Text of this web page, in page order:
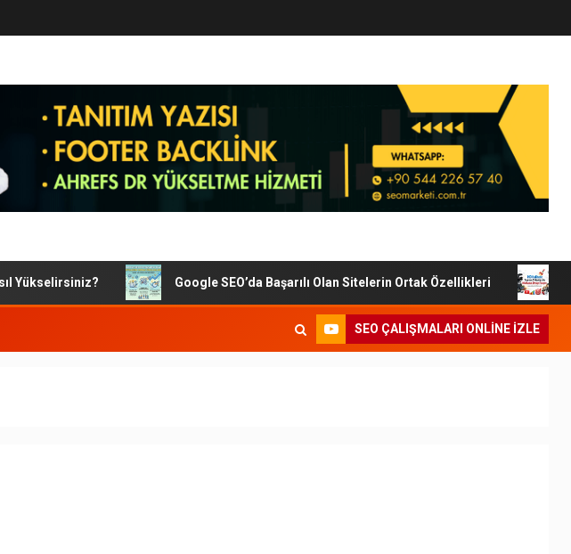
Google SEO’da Başarılı Olan Sitelerin Ortak Özellikleri
SEO ÇALIŞMALARI ONLINE IZLE